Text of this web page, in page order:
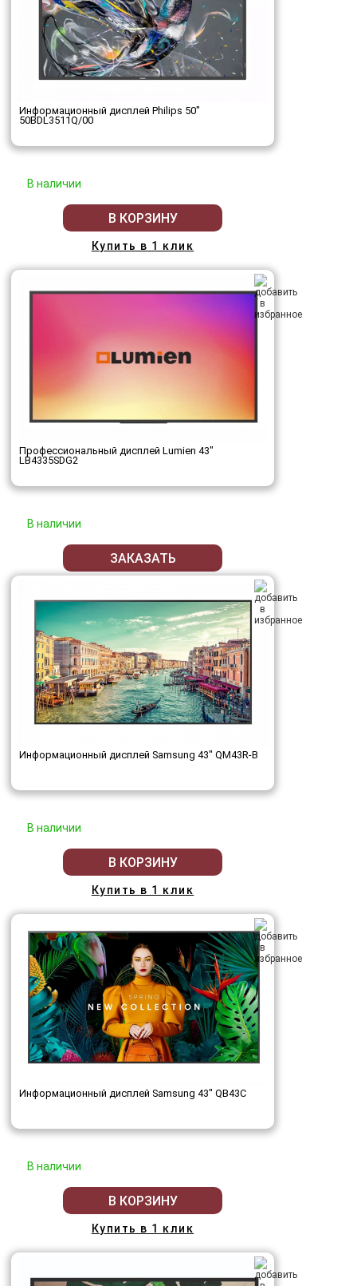
Информационный дисплей Philips 50"
50BDL3511Q/00
В наличии
В КОРЗИНУ
Купить в 1 клик
Профессиональный дисплей Lumien 43"
LB4335SDG2
В наличии
ЗАКАЗАТЬ
Информационный дисплей Samsung 43" QM43R-B
В наличии
В КОРЗИНУ
Купить в 1 клик
Информационный дисплей Samsung 43" QB43C
В наличии
В КОРЗИНУ
Купить в 1 клик